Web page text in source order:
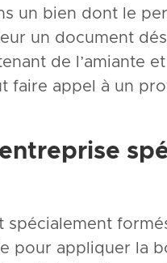
un bien dont le
un document
de l’amiante
faire appel à un
pour appliquer la